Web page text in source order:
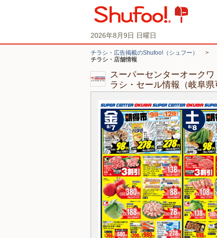
2026年8月9日 日曜日
チラシ・広告掲載のShufoo!（シュフー） >
チラシ・店舗情報
スーパーセンターオーク
ラシ・セール情報（岐阜